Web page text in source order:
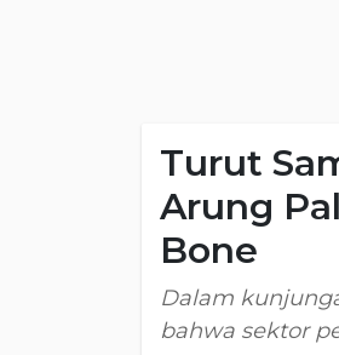
Turut
Arung
Bone
Dalam
bahwa sektor